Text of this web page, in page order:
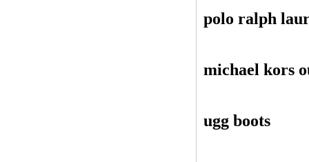
polo ralph
michael kors
ugg boots